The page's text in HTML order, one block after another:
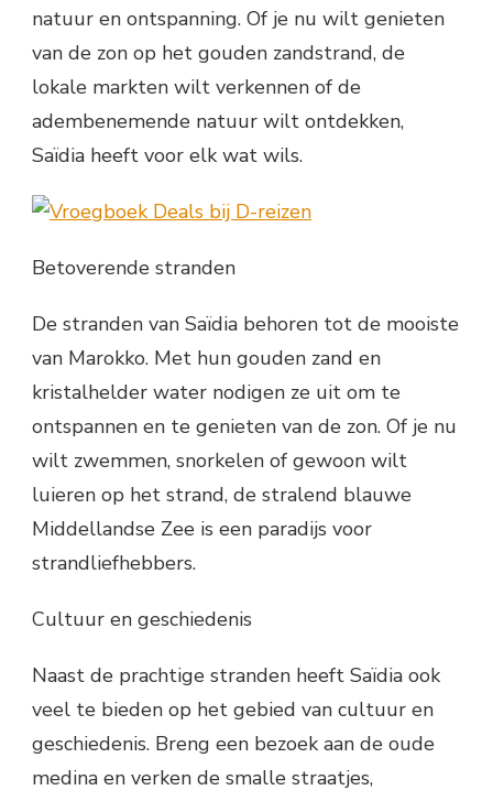
natuur en ontspanning. Of je nu wilt genieten
van de zon op het gouden zandstrand, de
lokale markten wilt verkennen of de
adembenemende natuur wilt ontdekken,
Saïdia heeft voor elk wat wils.
Betoverende stranden
De stranden van Saïdia behoren tot de mooiste
van Marokko. Met hun gouden zand en
kristalhelder water nodigen ze uit om te
ontspannen en te genieten van de zon. Of je nu
wilt zwemmen, snorkelen of gewoon wilt
luieren op het strand, de stralend blauwe
Middellandse Zee is een paradijs voor
strandliefhebbers.
Cultuur en geschiedenis
Naast de prachtige stranden heeft Saïdia ook
veel te bieden op het gebied van cultuur en
geschiedenis. Breng een bezoek aan de oude
medina en verken de smalle straatjes,